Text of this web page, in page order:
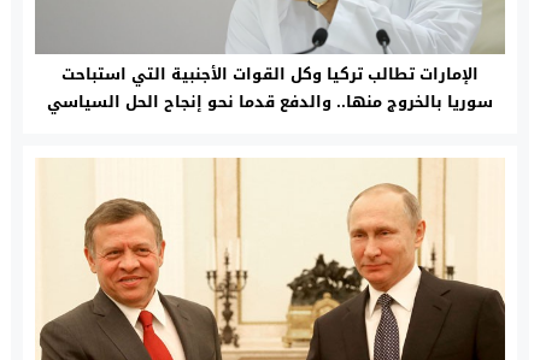
الإمارات تطالب تركيا وكل القوات الأجنبية التي استباحت
سوريا بالخروج منها.. والدفع قدما نحو إنجاح الحل السياسي